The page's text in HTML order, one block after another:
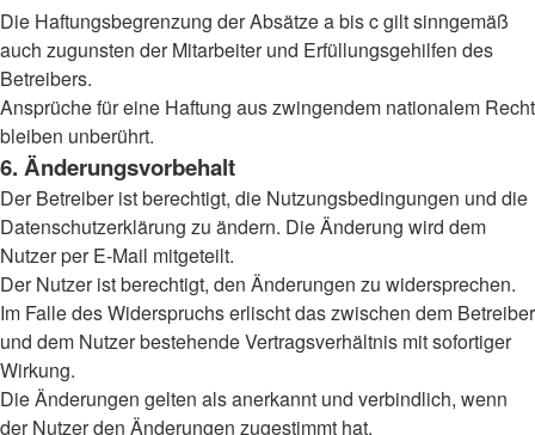
Die Haftungsbegrenzung der Absätze a bis c gilt sinngemäß
auch zugunsten der Mitarbeiter und Erfüllungsgehilfen des
Betreibers.
Ansprüche für eine Haftung aus zwingendem nationalem Recht
bleiben unberührt.
6. Änderungsvorbehalt
Der Betreiber ist berechtigt, die Nutzungsbedingungen und die
Datenschutzerklärung zu ändern. Die Änderung wird dem
Nutzer per E-Mail mitgeteilt.
Der Nutzer ist berechtigt, den Änderungen zu widersprechen.
Im Falle des Widerspruchs erlischt das zwischen dem Betreiber
und dem Nutzer bestehende Vertragsverhältnis mit sofortiger
Wirkung.
Die Änderungen gelten als anerkannt und verbindlich, wenn
der Nutzer den Änderungen zugestimmt hat.